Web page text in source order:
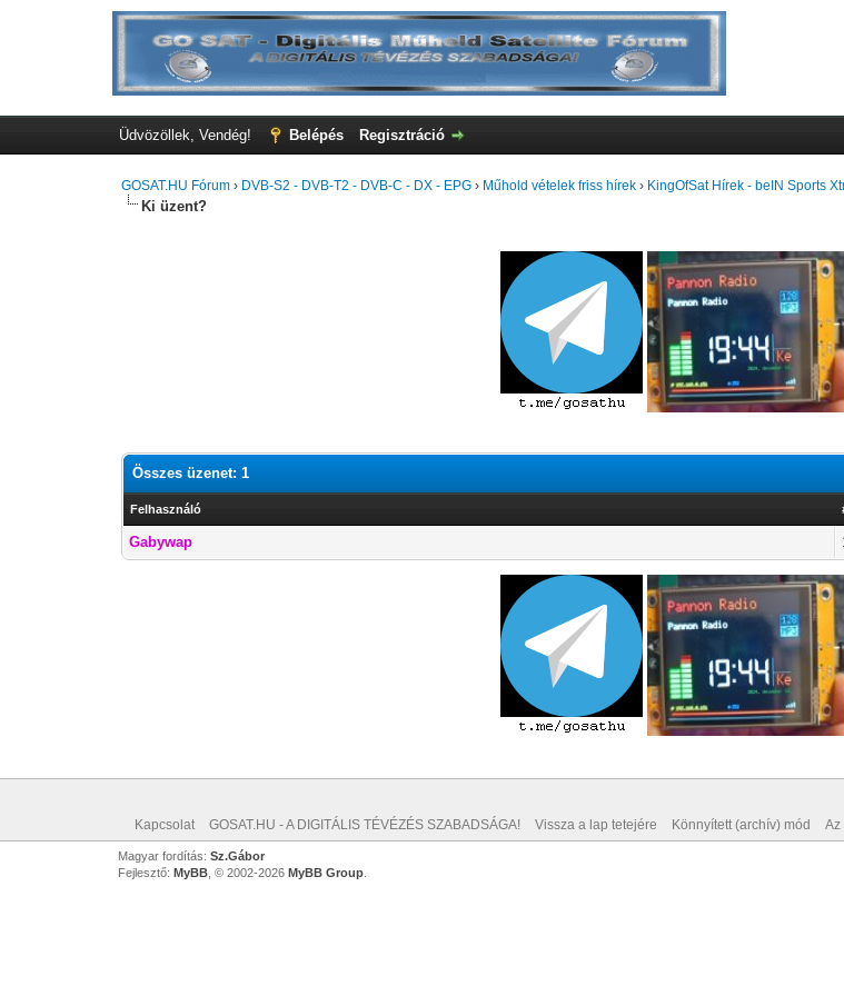
Üdvözöllek, Vendég! Belépés Regisztráció
GOSAT.HU Fórum › DVB-S2 - DVB-T2 - DVB-C - DX - EPG › Műhold vételek friss hírek › KingOfSat Hírek - beIN Sports
Ki üzent?
Összes üzenet: 1
Felhasználó
Gabywap
Kapcsolat GOSAT.HU - A DIGITÁLIS TÉVÉZÉS SZABADSÁGA! Vissza a lap tetejére Könnyített (archív) mód Az
Magyar fordítás: Sz.Gábor
Fejlesztő: MyBB, © 2002-2026 MyBB Group.